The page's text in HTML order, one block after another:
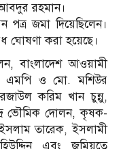
আবদুর রহমান।
জমা দিয়েছিলেন।
ঘোষণা করা হয়েছে।
বাংলাদেশ আওয়ামী
এমপি ও মো. মশিউর
করিম খান চুন্নু,
ভৌমিক দোলন, কৃষক-
তারেক, ইসলামী
এবং জমিয়তে